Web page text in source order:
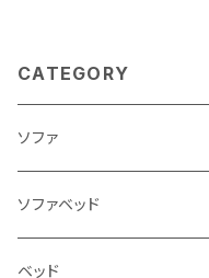
CATEGORY
ソファ
3人掛け
2.5人掛け
ソファベッド
ベッド